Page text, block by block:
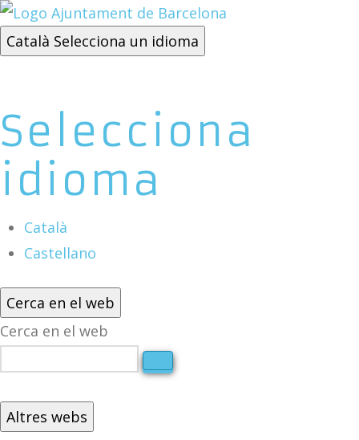
Català Selecciona un idioma
Selecciona
idioma
Català
Castellano
Cerca en el web
Cerca en el web
Altres webs